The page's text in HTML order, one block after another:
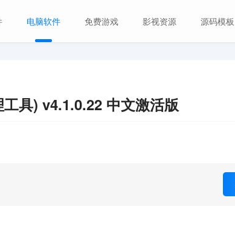
电脑软件 免费游戏 影视资源 源码模板
具) v4.1.0.22 中文激活版